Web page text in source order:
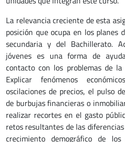
La relevancia creciente de esta
posición que ocupa en los planes
secundaria y del Bachillerato.
jóvenes es una forma de
contacto con los problemas de
Explicar fenómenos
oscilaciones de precios, el pulso
de burbujas financieras o
realizar recortes en el gasto
retos resultantes de las
crecimiento demográfico de